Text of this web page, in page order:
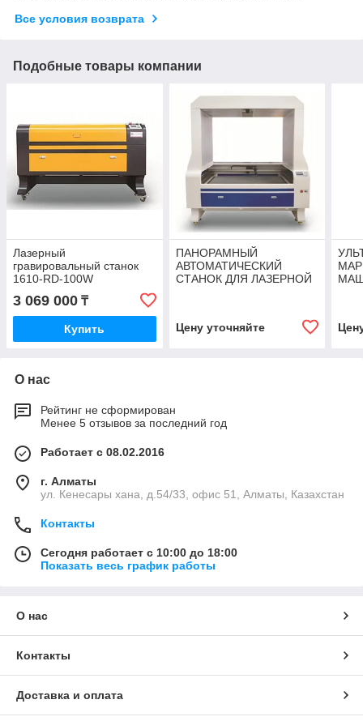
Все условия возврата
Подобные товары компании
Лазерный
гравировальный станок
1610-RD-100W
3 069 000 ₸
Купить
ПАНОРАМНЫЙ
АВТОМАТИЧЕСКИЙ
СТАНОК ДЛЯ ЛАЗЕРНОЙ
Цену уточняйте
О нас
Рейтинг не сформирован
Менее 5 отзывов за последний год
Работает с 08.02.2016
г. Алматы
ул. Кенесары хана, д.54/33, офис 51, Алматы, Казахстан
Контакты
Сегодня работает с 10:00 до 18:00
Показать весь график работы
О нас
Контакты
Доставка и оплата